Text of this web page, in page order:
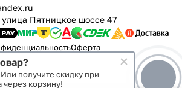
Пятницкое шоссе 47
Оферта
Или получите скидку при
корзину!